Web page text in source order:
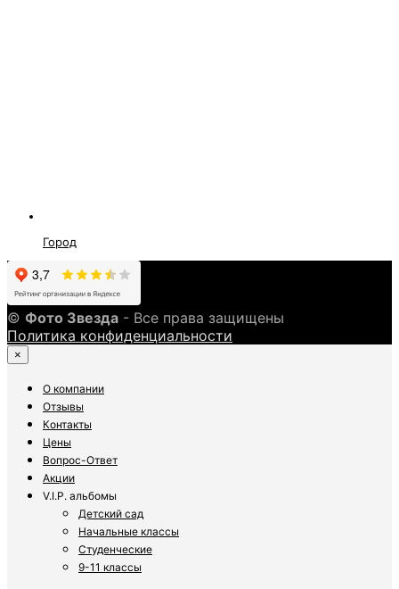
Город
© Фото Звезда - Все права защищены
Политика конфиденциальности
×
О компании
Отзывы
Контакты
Цены
Вопрос-Ответ
Акции
V.I.P. альбомы
Детский сад
Начальные классы
Студенческие
9-11 классы